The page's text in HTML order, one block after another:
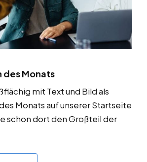
des Monats
mit Text und Bild als
Monats auf unserer Startseite
schon dort den Großteil der